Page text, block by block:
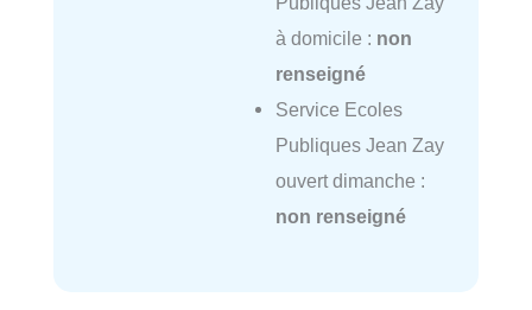
à domicile : non
renseigné
Service Ecoles
Publiques Jean Zay
ouvert dimanche :
non renseigné